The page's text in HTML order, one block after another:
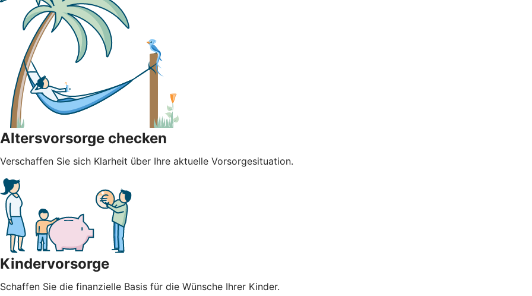
Altersvorsorge checken
Verschaffen Sie sich Klarheit über Ihre aktuelle Vorsorgesituation.
Kindervorsorge
Schaffen Sie die finanzielle Basis für die Wünsche Ihrer Kinder.